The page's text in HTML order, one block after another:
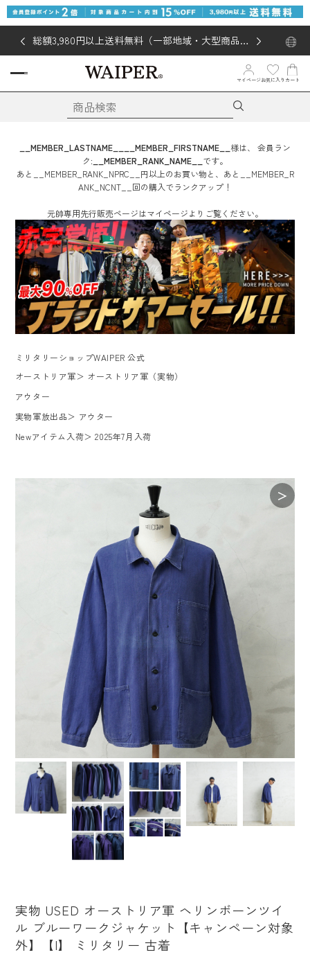
総額3,980円以上送料無料（一部地域・大型商品対
マイページ お気に入り カート
__MEMBER_LASTNAME__ __MEMBER_FIRSTNAME__ 様は、
会員ラン
ク: __MEMBER_RANK_NAME__ です。
あと
__MEMBER_RANK_NPRC__ 円以上のお買い物と、あと
__MEMBER_R
ANK_NCNT__ 回の購入でランクアップ！
元帥専用先行販売ページはマイページよりご覧ください。
ミリタリーショップWAIPER 公式
オーストリア軍＞ オーストリア軍（実物）
アウター
実物軍放出品＞ アウター
Newアイテム入荷＞2025年7月入荷
＞
実物 USED オーストリア軍 ヘリンボーンツイ
ル ブルーワークジャケット【キャンペーン対象
外】【I】 ミリタリー 古着